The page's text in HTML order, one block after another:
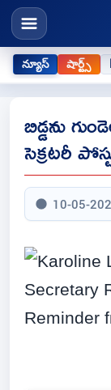
న్యూస్ షార్ట్స్
బిడ్డను
సెక్రటరీ
10-05-